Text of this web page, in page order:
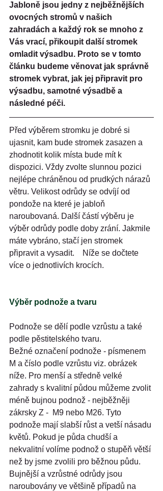
Jabloně jsou jedny z nejběžnějších
ovocných stromů v našich
zahradách a každý rok se mnoho z
Vás vrací, přikoupit další stromek
omladit výsadbu. Proto se v tomto
článku budeme věnovat jak správně
stromek vybrat, jak jej připravit pro
výsadbu, samotné výsadbě a
následné péči.
Před výběrem stromku je dobré si
ujasnit, kam bude stromek zasazen a
zhodnotit kolik místa bude mít k
dispozici. Vždy zvolte slunnou pozici
nejlépe chráněnou od prudkých nárazů
větru. Velikost odrůdy se odvíjí od
pondože na které je jabloň
naroubovaná. Další částí výběru je
výběr odrůdy podle doby zrání. Jakmile
máte vybráno, stačí jen stromek
připravit a vysadit.    Níže se dočtete
více o jednotlivích krocích.
Výběr podnože a tvaru
Podnože se dělí podle vzrůstu a také
podle pěstitelského tvaru.
Bežné označení podnože - písmenem
M a číslo podle vzrůstu viz. obrázek
níže. Pro menší a středně velké
zahrady s kvalitní půdou můžeme zvolit
méně bujnou podnož - nejběžněji
zákrsky Z -  M9 nebo M26. Tyto
podnože mají slabší růst a vetší násadu
květů. Pokud je půda chudší a
nekvalitní volíme podnož o stupěň větší
než by jsme zvolili pro běžnou půdu.
Bujnější a vzrůstné odrůdy jsou
naroubovány ve většině případů na